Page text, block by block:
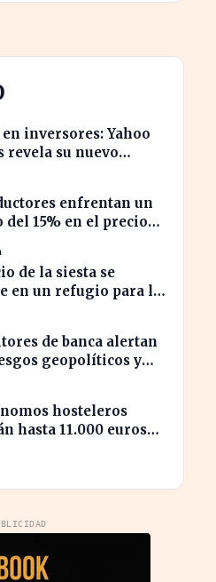
inversores: Yahoo
revela su nuevo
enfrentan un
del 15% en el precio
de la siesta se
en un refugio para la
de banca alertan
geopolíticos y
hosteleros
hasta 11.000 euros